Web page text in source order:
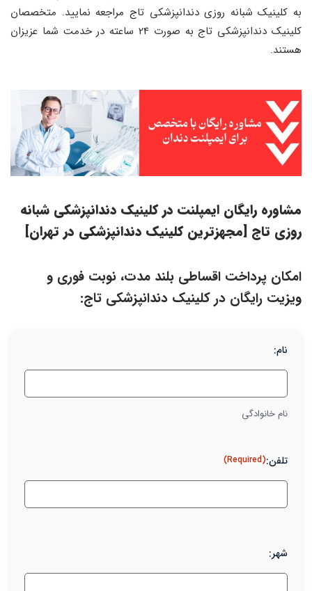
به کلینیک شبانه روزی دندانپزشکی تاج مراجعه نمایید. متخصصان
کلینیک دندانپزشکی تاج به صورت 24 ساعته در خدمت شما عزیزان
هستند.
مشاوره رایگان ایمپلنت در کلینیک دندانپزشکی شبانه
روزی تاج [مجهزترین کلینیک دندانپزشکی در تهران]
امکان پرداخت اقساطی بلند مدت، نوبت فوری و
ویزیت رایگان در کلینیک دندانپزشکی تاج:
نام:
نام خانوادگی
تلفن:(Required)
شهر: